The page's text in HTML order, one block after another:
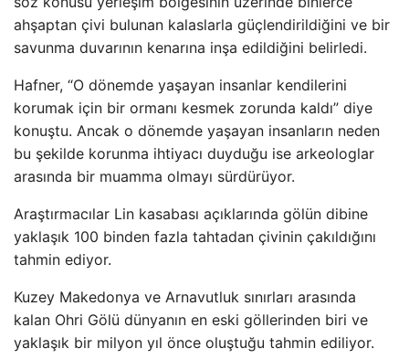
ahşaptan çivi bulunan kalaslarla güçlendirildiğini ve bir
savunma duvarının kenarına inşa edildiğini belirledi.
Hafner, “O dönemde yaşayan insanlar kendilerini
korumak için bir ormanı kesmek zorunda kaldı” diye
konuştu. Ancak o dönemde yaşayan insanların neden
bu şekilde korunma ihtiyacı duyduğu ise arkeologlar
arasında bir muamma olmayı sürdürüyor.
Araştırmacılar Lin kasabası açıklarında gölün dibine
yaklaşık 100 binden fazla tahtadan çivinin çakıldığını
tahmin ediyor.
Kuzey Makedonya ve Arnavutluk sınırları arasında
kalan Ohri Gölü dünyanın en eski göllerinden biri ve
yaklaşık bir milyon yıl önce oluştuğu tahmin ediliyor.